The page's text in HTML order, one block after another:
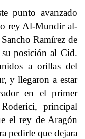
punto avanzado
rey Al-Mundir al-
Ramírez de
posición al Cid.
a orillas del
y llegaron a estar
en el primer
principal
el rey de Aragón
pedirle que dejara